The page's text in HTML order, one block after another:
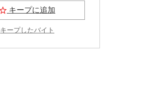
キープに追加
キープしたバイト